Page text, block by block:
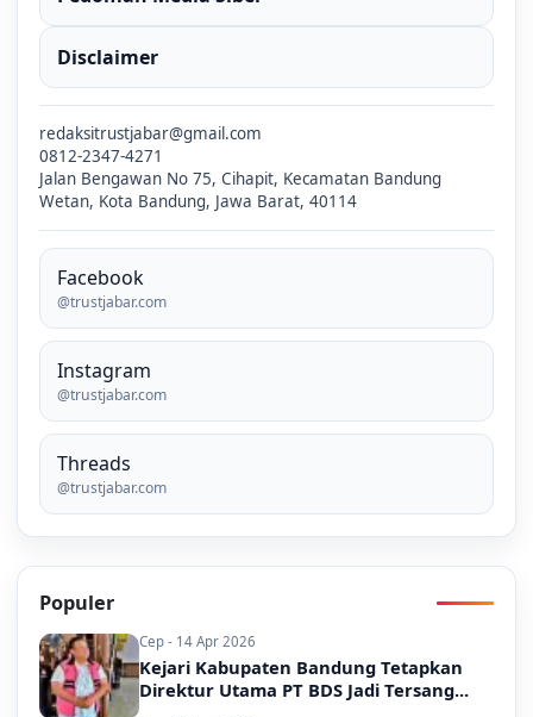
Disclaimer
redaksitrustjabar@gmail.com
0812-2347-4271
Jalan Bengawan No 75, Cihapit, Kecamatan Bandung
Wetan, Kota Bandung, Jawa Barat, 40114
Facebook
@trustjabar.com
Instagram
@trustjabar.com
Threads
@trustjabar.com
Populer
Cep - 14 Apr 2026
Kejari Kabupaten Bandung Tetapkan
Direktur Utama PT BDS Jadi Tersang...